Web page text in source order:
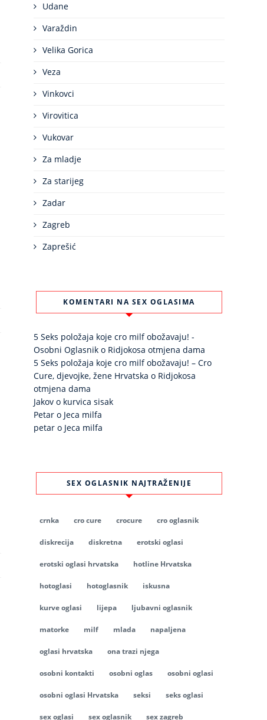
Udane
Varaždin
Velika Gorica
Veza
Vinkovci
Virovitica
Vukovar
Za mladje
Za starijeg
Zadar
Zagreb
Zaprešić
KOMENTARI NA SEX OGLASIMA
5 Seks položaja koje cro milf obožavaju! -
Osobni Oglasnik o Ridjokosa otmjena dama
5 Seks položaja koje cro milf obožavaju! – Cro
Cure, djevojke, žene Hrvatska o Ridjokosa
otmjena dama
Jakov o kurvica sisak
Petar o Jeca milfa
petar o Jeca milfa
SEX OGLASNIK NAJTRAŽENIJE
crnka cro cure crocure cro oglasnik
diskrecija diskretna erotski oglasi
erotski oglasi hrvatska hotline Hrvatska
hotoglasi hotoglasnik iskusna
kurve oglasi lijepa ljubavni oglasnik
matorke milf mlada napaljena
oglasi hrvatska ona trazi njega
osobni kontakti osobni oglas osobni oglasi
osobni oglasi Hrvatska seksi seks oglasi
sex oglasi sex oglasnik sex zagreb